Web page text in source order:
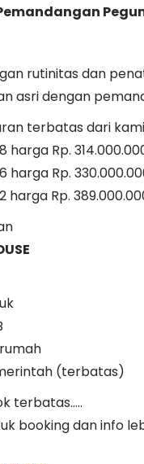
rutinitas dan
asri dengan
terbatas dari kami
Rp.
harga Rp.
harga Rp.
(terbatas)
terbatas.....
booking dan info